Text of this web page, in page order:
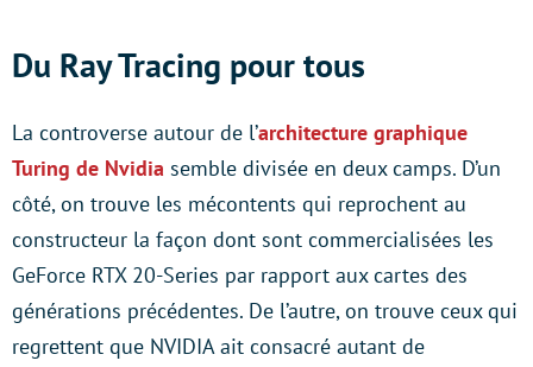
Du Ray Tracing pour tous
La controverse autour de l’architecture graphique
Turing de Nvidia semble divisée en deux camps. D’un
côté, on trouve les mécontents qui reprochent au
constructeur la façon dont sont commercialisées les
GeForce RTX 20-Series par rapport aux cartes des
générations précédentes. De l’autre, on trouve ceux qui
regrettent que NVIDIA ait consacré autant de